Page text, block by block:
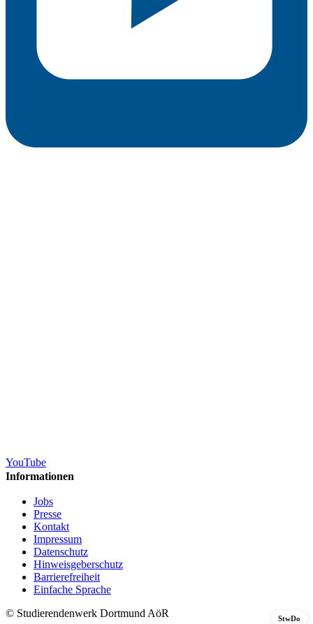
StwDo
YouTube
Informationen
Jobs
Presse
Kontakt
Impressum
Datenschutz
Hinweisgeberschutz
Barrierefreiheit
Einfache Sprache
© Studierendenwerk Dortmund AöR